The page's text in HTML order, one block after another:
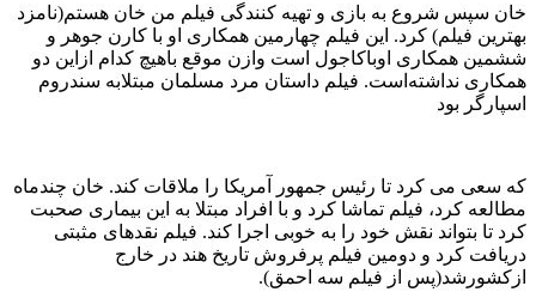
خان سپس شروع به بازی و تهیه کنندگی فیلم من خان هستم(نامزد
بهترین فیلم) کرد. این فیلم چهارمین همکاری او با کارن جوهر و
ششمین همکاری اوباکاجول است وازن موقع باهیچ کدام ازاین دو
همکاری نداشته‌است. فیلم داستان مرد مسلمان مبتلابه سندروم
اسپارگر بود
که سعی می کرد تا رئیس جمهور آمریکا را ملاقات کند. خان چندماه
مطالعه کرد، فیلم تماشا کرد و با افراد مبتلا به این بیماری صحبت
کرد تا بتواند نقش خود را به خوبی اجرا کند. فیلم نقدهای مثبتی
دریافت کرد و دومین فیلم پرفروش تاریخ هند در خارج
ازکشورشد(پس از فیلم سه احمق).